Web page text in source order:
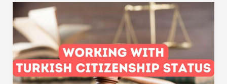
يمكنني
العمل
تركيا
بالجنسية